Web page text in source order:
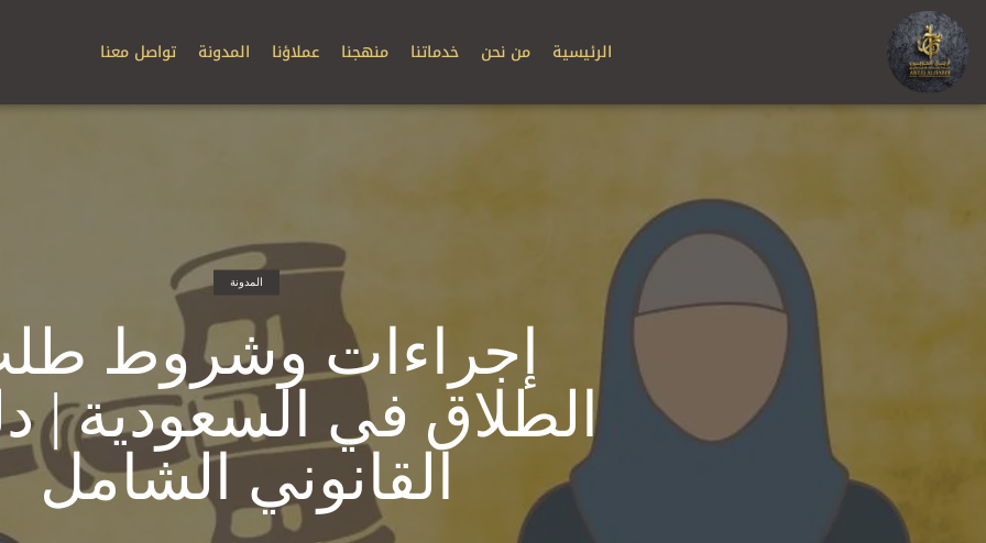
الرئيسية من نحن خدماتنا منهجنا عملاؤنا المدونة تواصل معنا
المدونة
إجراءات وشروط
الطلاق في السعودية |
القانوني الشامل